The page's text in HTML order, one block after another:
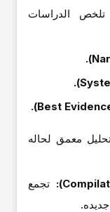
تلخص الدراسات
معمق لحاله
تجمع